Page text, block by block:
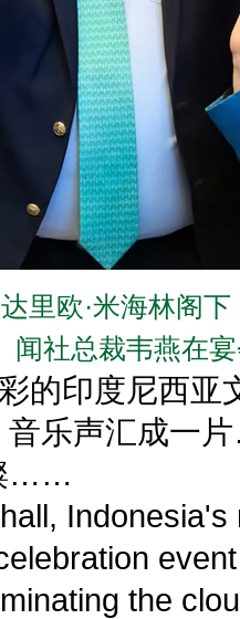
里欧·米海林阁
闻社总裁韦燕在
的印度尼西亚
音乐声汇成一
……
Indonesia's
the